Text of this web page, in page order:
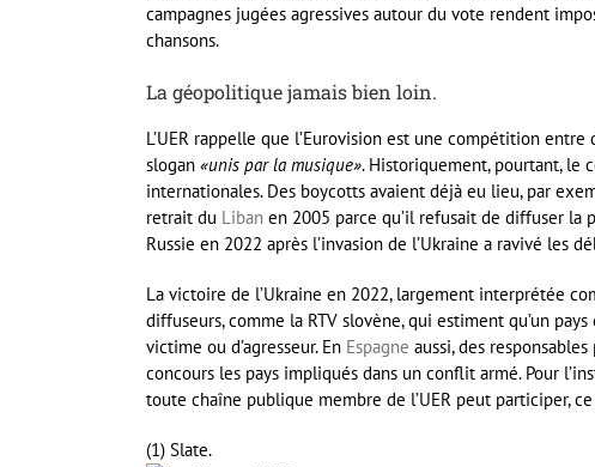
campagnes jugées agressives autour du vote rendent
chansons.
La géopolitique jamais bien loin.
L’UER rappelle que l’Eurovision est une compétition
slogan «unis par la musique». Historiquement, pourtant, le
internationales. Des boycotts avaient déjà eu lieu, par
retrait du Liban en 2005 parce qu’il refusait de diffuser la
Russie en 2022 après l’invasion de l’Ukraine a ravivé les
La victoire de l’Ukraine en 2022, largement interprétée
diffuseurs, comme la RTV slovène, qui estiment qu’un
victime ou d’agresseur. En Espagne aussi, des
concours les pays impliqués dans un conflit armé. Pour
toute chaîne publique membre de l’UER peut participer,
(1) Slate.